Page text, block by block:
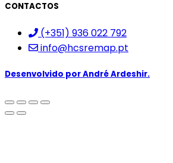
CONTACTOS
(+351) 936 022 792
info@hcsremap.pt
Desenvolvido porAndré Ardeshir.